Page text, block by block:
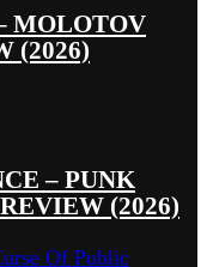
MOLOTOV
(2026)
– PUNK
(2026)